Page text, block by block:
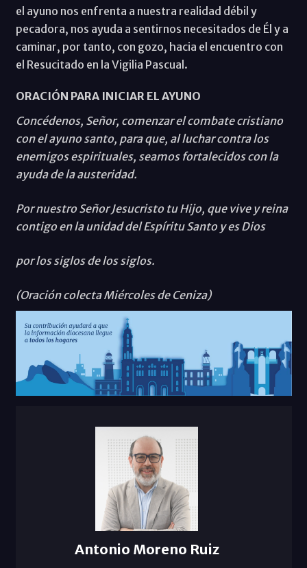
el ayuno nos enfrenta a nuestra realidad débil y
pecadora, nos ayuda a sentirnos necesitados de Él y a
caminar, por tanto, con gozo, hacia el encuentro con
el Resucitado en la Vigilia Pascual.
ORACIÓN PARA INICIAR EL AYUNO
Concédenos, Señor, comenzar el combate cristiano
con el ayuno santo, para que, al luchar contra los
enemigos espirituales, seamos fortalecidos con la
ayuda de la austeridad.
Por nuestro Señor Jesucristo tu Hijo, que vive y reina
contigo en la unidad del Espíritu Santo y es Dios
por los siglos de los siglos.
(Oración colecta Miércoles de Ceniza)
Antonio Moreno Ruiz